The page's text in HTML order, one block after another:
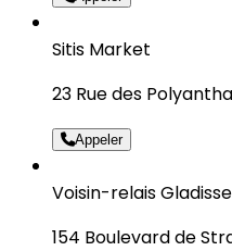
Sitis Market
23 Rue des
Appeler
Voisin-relais Gladisse
154 Boulevard de